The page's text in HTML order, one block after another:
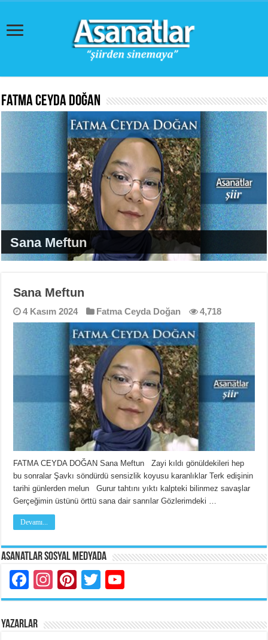
Fatma Ceyda Doğan
Sana Meftun
Sana Meftun
4 Kasım 2024 Fatma Ceyda Doğan 4,718
FATMA CEYDA DOĞAN Sana Meftun Zayi kıldı gönüldekileri hep
bu sonralar Şavkı söndürdü sensizlik koyusu karanlıklar Terk edişinin
tarihi günlerden melun Gurur tahtını yıktı kalpteki bilinmez savaşlar
Gerçeğimin üstünü örttü sana dair sanrılar Gözlerimdeki …
Devamı...
Asanatlar Sosyal Medyada
Facebook
Instagram
Pinterest
Twitter
YAZARLAR